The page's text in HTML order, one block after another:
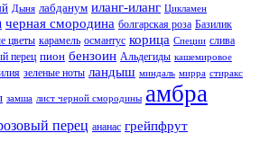
Дыня лабданум иланг-иланг Цикламен
черная смородина болгарская роза Базилик
цветы карамель османтус корица Специи слива
перец пион бензоин Альдегиды кашемировое
зеленые ноты ландыш миндаль мирра стиракс
замша лист черной смородины амбра
перец ананас грейпфрут